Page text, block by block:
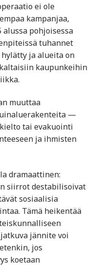
ei ole
kampanjaa,
pohjoisessa
tuhannet
ja alueita on
kaupunkeihin
muuttaa
—
tai evakuointi
ja ihmisten
dramaattinen:
siirrot destabilisoivat
sosiaalisia
Tämä heikentää
jännite voi
jos
koetaan